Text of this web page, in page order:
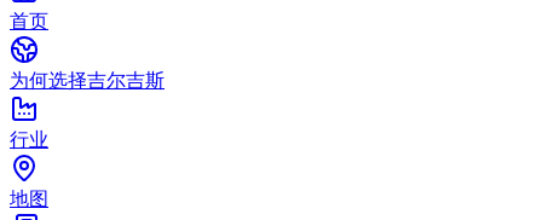
首页
为何选择吉尔吉斯
行业
地图